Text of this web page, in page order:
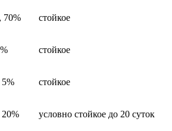
70% стойкое
стойкое
стойкое
условно стойкое до 20 суток